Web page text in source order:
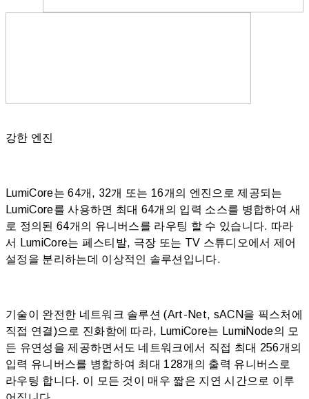
강한 엔진
LumiCore는 64개, 32개 또는 16개의 엔진으로 제공되는
LumiCore를 사용하면 최대 64개의 입력 소스를 병합하여 새
로 정의된 64개의 유니버스를 라우팅 할 수 있습니다. 따라
서 LumiCore는 페스티발, 극장 또는 TV 스튜디오에서 제어
설정을 분리하는데 이상적인 솔루션입니다.
기술이 완전한 네트워크 솔루션 (Art-Net, sACN을 픽스처에
직접 연결)으로 진화함에 따라, LumiCore는 LumiNode의 모
든 유연성을 제공하면서도 네트워크에서 직접 최대 256개의
입력 유니버스를 병합하여 최대 128개의 출력 유니버스로
라우팅 합니다. 이 모든 것이 매우 짧은 지연 시간으로 이루